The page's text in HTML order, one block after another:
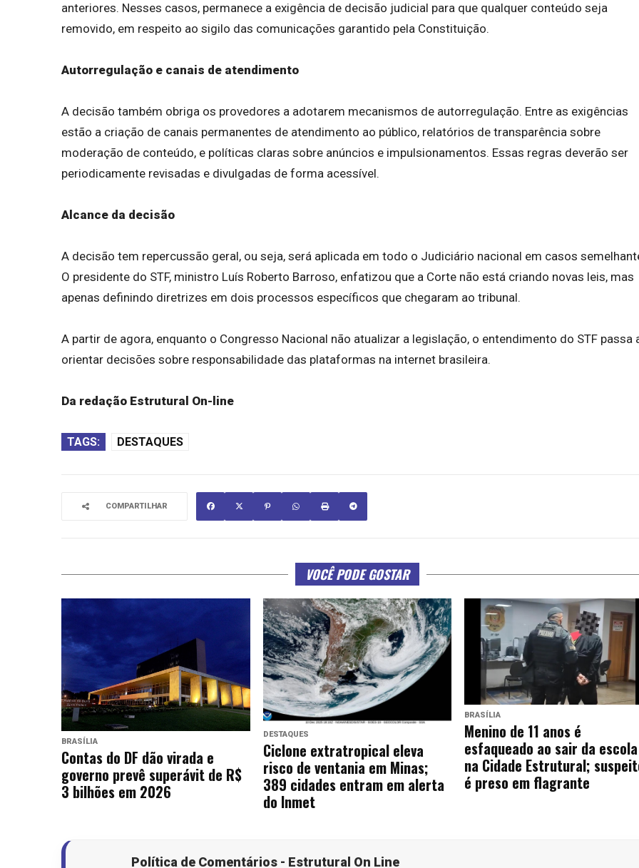
anteriores. Nesses casos, permanece a exigência de decisão judicial para que qualquer conteúdo seja
removido, em respeito ao sigilo das comunicações garantido pela Constituição.
Autorregulação e canais de atendimento
A decisão também obriga os provedores a adotarem mecanismos de autorregulação. Entre as exigências
estão a criação de canais permanentes de atendimento ao público, relatórios de transparência sobre
moderação de conteúdo, e políticas claras sobre anúncios e impulsionamentos. Essas regras deverão ser
periodicamente revisadas e divulgadas de forma acessível.
Alcance da decisão
A decisão tem repercussão geral, ou seja, será aplicada em todo o Judiciário nacional em casos
O presidente do STF, ministro Luís Roberto Barroso, enfatizou que a Corte não está criando novas leis, mas
apenas definindo diretrizes em dois processos específicos que chegaram ao tribunal.
A partir de agora, enquanto o Congresso Nacional não atualizar a legislação, o entendimento do STF passa
orientar decisões sobre responsabilidade das plataformas na internet brasileira.
Da redação Estrutural On-line
TAGS: DESTAQUES
COMPARTILHAR
VOCÊ PODE GOSTAR
BRASÍLIA
Contas do DF dão virada e
governo prevê superávit de R$
3 bilhões em 2026
DESTAQUES
Ciclone extratropical eleva
risco de ventania em Minas;
389 cidades entram em alerta
do Inmet
BRASÍLIA
Menino de 11 anos é
esfaqueado ao sair da escola
na Cidade Estrutural;
é preso em flagrante
Política de Comentários - Estrutural On Line